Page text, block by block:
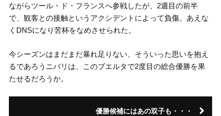
ながらツール・ド・フランスへ参戦したが、2週目の前半
で、観客との接触というアクシデントによって負傷。あえな
くDNSになり苦杯をなめさせられた。
今シーズンはまだまだ暴れ足りない、そういった思いを抱え
るであろうニバリは、このブエルタで2度目の総合優勝を果
たせるだろうか。
優勝候補にはあの双子も・・・